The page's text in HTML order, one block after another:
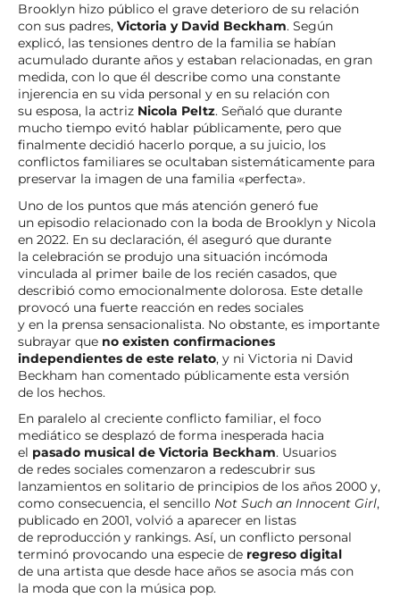
Brooklyn hizo público el grave deterioro de su relación
con sus padres, Victoria y David Beckham. Según
explicó, las tensiones dentro de la familia se habían
acumulado durante años y estaban relacionadas, en gran
medida, con lo que él describe como una constante
injerencia en su vida personal y en su relación con
su esposa, la actriz Nicola Peltz. Señaló que durante
mucho tiempo evitó hablar públicamente, pero que
finalmente decidió hacerlo porque, a su juicio, los
conflictos familiares se ocultaban sistemáticamente para
preservar la imagen de una familia «perfecta».
Uno de los puntos que más atención generó fue
un episodio relacionado con la boda de Brooklyn y Nicola
en 2022. En su declaración, él aseguró que durante
la celebración se produjo una situación incómoda
vinculada al primer baile de los recién casados, que
describió como emocionalmente dolorosa. Este detalle
provocó una fuerte reacción en redes sociales
y en la prensa sensacionalista. No obstante, es importante
subrayar que no existen confirmaciones
independientes de este relato, y ni Victoria ni David
Beckham han comentado públicamente esta versión
de los hechos.
En paralelo al creciente conflicto familiar, el foco
mediático se desplazó de forma inesperada hacia
el pasado musical de Victoria Beckham. Usuarios
de redes sociales comenzaron a redescubrir sus
lanzamientos en solitario de principios de los años 2000 y,
como consecuencia, el sencillo Not Such an Innocent Girl,
publicado en 2001, volvió a aparecer en listas
de reproducción y rankings. Así, un conflicto personal
terminó provocando una especie de regreso digital
de una artista que desde hace años se asocia más con
la moda que con la música pop.